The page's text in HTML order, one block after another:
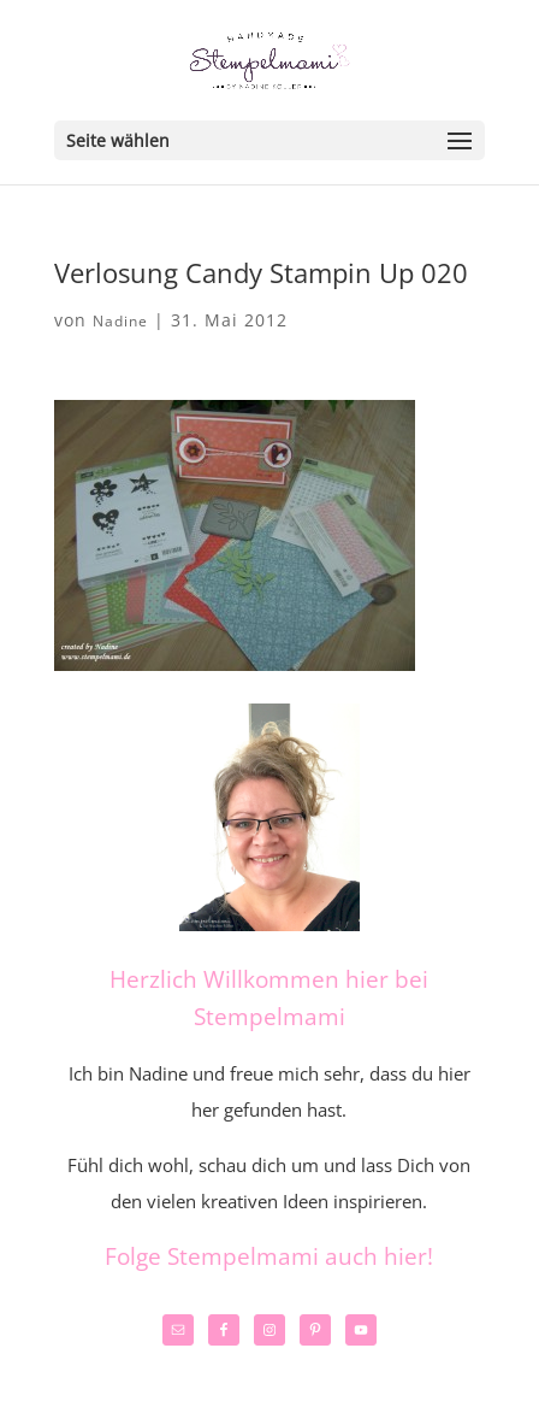
Seite wählen
Verlosung Candy Stampin Up 020
von Nadine | 31. Mai 2012
Herzlich Willkommen hier bei
Stempelmami
Ich bin Nadine und freue mich sehr, dass du hier
her gefunden hast.
Fühl dich wohl, schau dich um und lass Dich von
den vielen kreativen Ideen inspirieren.
Folge Stempelmami auch hier!